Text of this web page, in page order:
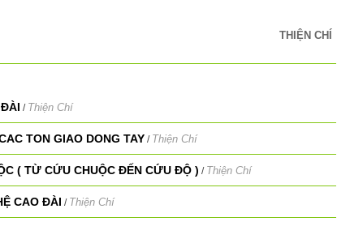
THIỆN CHÍ
/ Thiện Chí
TON GIAO DONG TAY / Thiện Chí
( TỪ CỨU CHUỘC ĐẾN CỨU ĐỘ ) / Thiện Chí
CAO ĐÀI / Thiện Chí